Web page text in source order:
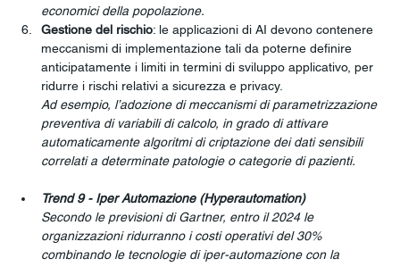
economici della popolazione.
Gestione del rischio: le applicazioni di AI devono contenere
meccanismi di implementazione tali da poterne definire
anticipatamente i limiti in termini di sviluppo applicativo, per
ridurre i rischi relativi a sicurezza e privacy.
Ad esempio, l’adozione di meccanismi di parametrizzazione
preventiva di variabili di calcolo, in grado di attivare
automaticamente algoritmi di criptazione dei dati sensibili
correlati a determinate patologie o categorie di pazienti.
Trend 9 - Iper Automazione (Hyperautomation)
Secondo le previsioni di Gartner, entro il 2024 le
organizzazioni ridurranno i costi operativi del 30%
combinando le tecnologie di iper-automazione con la